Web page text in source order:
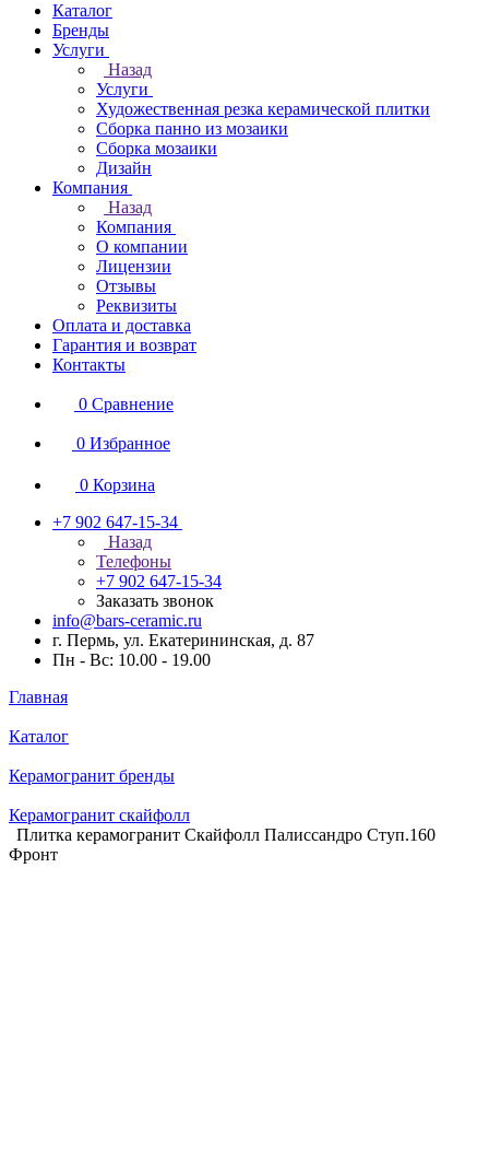
Каталог
Бренды
Услуги
Назад
Услуги
Художественная резка керамической плитки
Сборка панно из мозаики
Сборка мозаики
Дизайн
Компания
Назад
Компания
О компании
Лицензии
Отзывы
Реквизиты
Оплата и доставка
Гарантия и возврат
Контакты
0 Сравнение
0 Избранное
0 Корзина
+7 902 647-15-34
Назад
Телефоны
+7 902 647-15-34
Заказать звонок
info@bars-ceramic.ru
г. Пермь, ул. Екатерининская, д. 87
Пн - Вс: 10.00 - 19.00
Главная
Каталог
Керамогранит бренды
Керамогранит скайфолл
Плитка керамогранит Скайфолл Палиссандро Ступ.160
Фронт